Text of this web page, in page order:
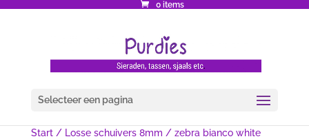
0 items
Selecteer een pagina
Start/ Losse schuivers 8mm / zebra bianco white